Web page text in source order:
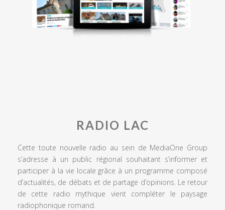
RADIO LAC
Cette toute nouvelle radio au sein de MediaOne Group
s’adresse à un public régional souhaitant s’informer et
participer à la vie locale grâce à un programme composé
d’actualités, de débats et de partage d’opinions. Le retour
de cette radio mythique vient compléter le paysage
radiophonique romand.